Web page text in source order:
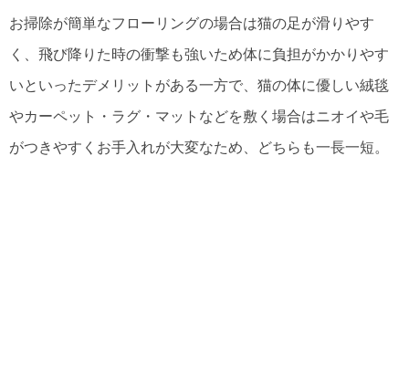
お掃除が簡単なフローリングの場合は猫の足が滑りやす
く、飛び降りた時の衝撃も強いため体に負担がかかりやす
いといったデメリットがある一方で、猫の体に優しい絨毯
やカーペット・ラグ・マットなどを敷く場合はニオイや毛
がつきやすくお手入れが大変なため、どちらも一長一短。